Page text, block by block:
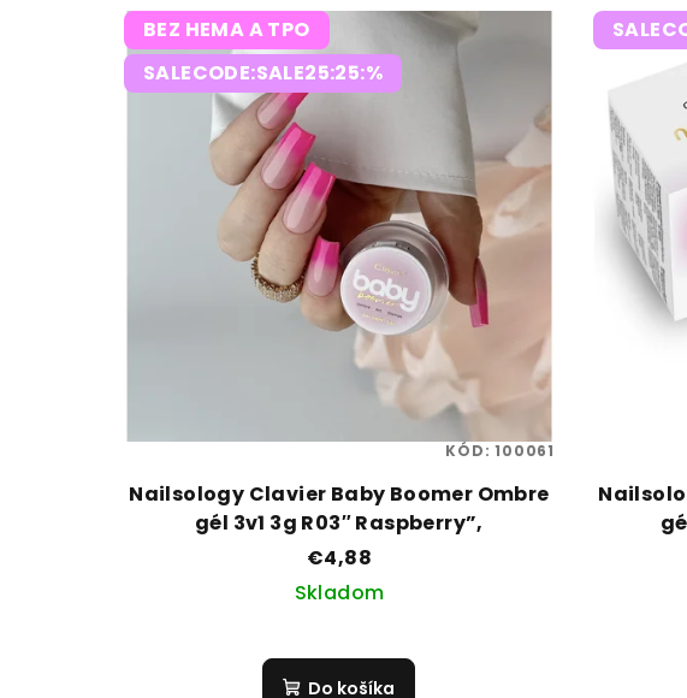
BEZ HEMA A TPO
SALECODE:SALE25:25:%
Nailsology Clavier Baby Boomer Ombre
gél 3v1 3g R03″ Raspberry”,
€4,88
Skladom
Do košíka
KÓD:100061